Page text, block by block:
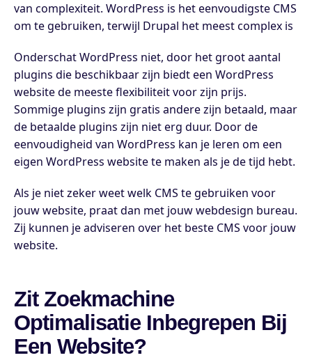
van complexiteit. WordPress is het eenvoudigste CMS
om te gebruiken, terwijl Drupal het meest complex is
Onderschat WordPress niet, door het groot aantal
plugins die beschikbaar zijn biedt een WordPress
website de meeste flexibiliteit voor zijn prijs.
Sommige plugins zijn gratis andere zijn betaald, maar
de betaalde plugins zijn niet erg duur. Door de
eenvoudigheid van WordPress kan je leren om een
eigen WordPress website te maken als je de tijd hebt.
Als je niet zeker weet welk CMS te gebruiken voor
jouw website, praat dan met jouw webdesign bureau.
Zij kunnen je adviseren over het beste CMS voor jouw
website.
Zit Zoekmachine
Optimalisatie Inbegrepen Bij
Een Website?